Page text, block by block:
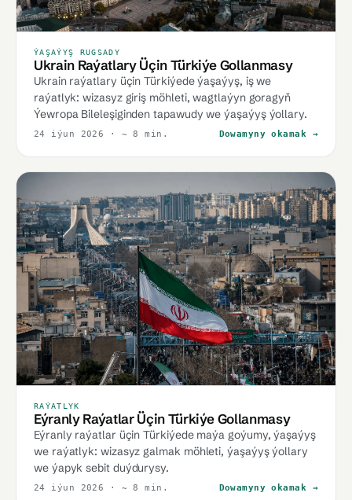
ÝAŞAÝYŞ RUGSADY
Ukrain Raýatlary Üçin Türkiýe Gollanmasy
Ukrain raýatlary üçin Türkiýede ýaşaýyş, iş we
raýatlyk: wizasyz giriş möhleti, wagtlaýyn goragyň
Ýewropa Bileleşiginden tapawudy we ýaşaýyş ýollary.
24 iýun 2026 · ~ 8 min. Dowamyny okamak →
RAÝATLYK
Eýranly Raýatlar Üçin Türkiýe Gollanmasy
Eýranly raýatlar üçin Türkiýede maýa goýumy, ýaşaýyş
we raýatlyk: wizasyz galmak möhleti, ýaşaýyş ýollary
we ýapyk sebit duýdurysy.
24 iýun 2026 · ~ 8 min. Dowamyny okamak →